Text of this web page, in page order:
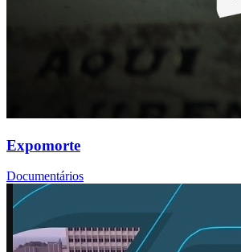
Expomorte
Documentários